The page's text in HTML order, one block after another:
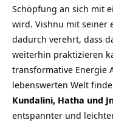
Schöpfung an sich mit
wird. Vishnu mit seiner
dadurch verehrt, dass
weiterhin praktizieren
transformative Energie
lebenswerten Welt
Kundalini, Hatha und
entspannter und